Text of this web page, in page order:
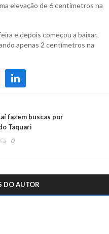
elevação de 6 centímetros na
e depois começou a baixar,
apenas 2 centímetros na
fazem buscas por
Taquari
0
DO AUTOR